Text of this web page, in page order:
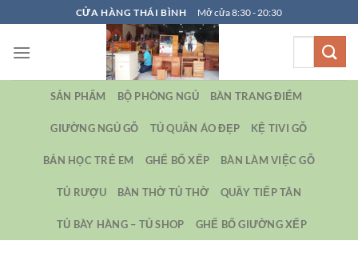
qua
nội
CỬA HÀNG THÁI BÌNH Mở cửa 8:30 - 20:30
SẢN PHẨM BỘ PHÒNG NGỦ BÀN TRANG ĐIỂM
GIƯỜNG NGỦ GỖ TỦ QUẦN ÁO ĐẸP KỆ TIVI GỖ
BẢN HỌC TRẺ EM GHẾ BỐ XẾP BÀN LÀM VIỆC GỖ
TỦ RƯỢU BÀN THỜ TỦ THỜ QUẦY TIẾP TÂN
TỦ BÀY HÀNG – TỦ SHOP GHẾ BỐ GIƯỜNG XẾP